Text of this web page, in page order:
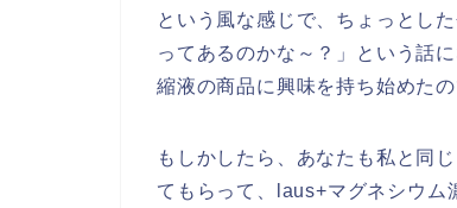
という風な感じで、ちょっとし
ってあるのかな～？」という話
縮液の商品に興味を持ち始めたの
もしかしたら、あなたも私と同
てもらって、laus+マグネシウム